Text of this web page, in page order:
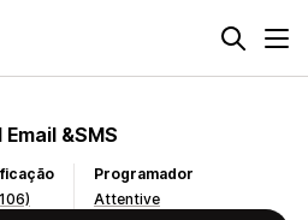
&SMS
Programador
Attentive